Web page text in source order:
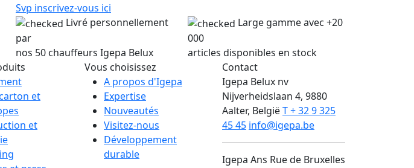
Svp inscrivez-vous ici
Livré personnellement
par
nos 50 chauffeurs Igepa Belux
Large gamme avec +20
000
articles disponibles en stock
et
et
Vous choisissez
A propos d'Igepa
Expertise
Nouveautés
Visitez-nous
Développement
durable
Contact
Igepa Belux nv
Nijverheidslaan 4, 9880
Aalter, BelgiëT + 32 9 325
45 45 info@igepa.be
Igepa Ans Rue de Bruxelles